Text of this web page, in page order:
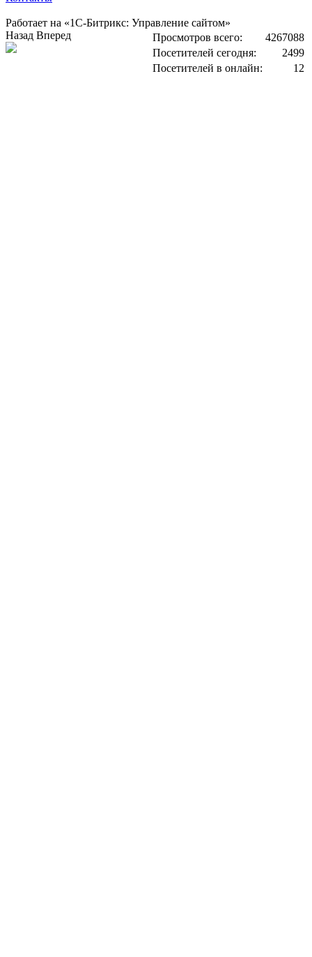
Работает на «1С-Битрикс: Управление сайтом»
Просмотров всего:
4267088
Посетителей сегодня:
2499
Посетителей в онлайн:
12
Назад Вперед